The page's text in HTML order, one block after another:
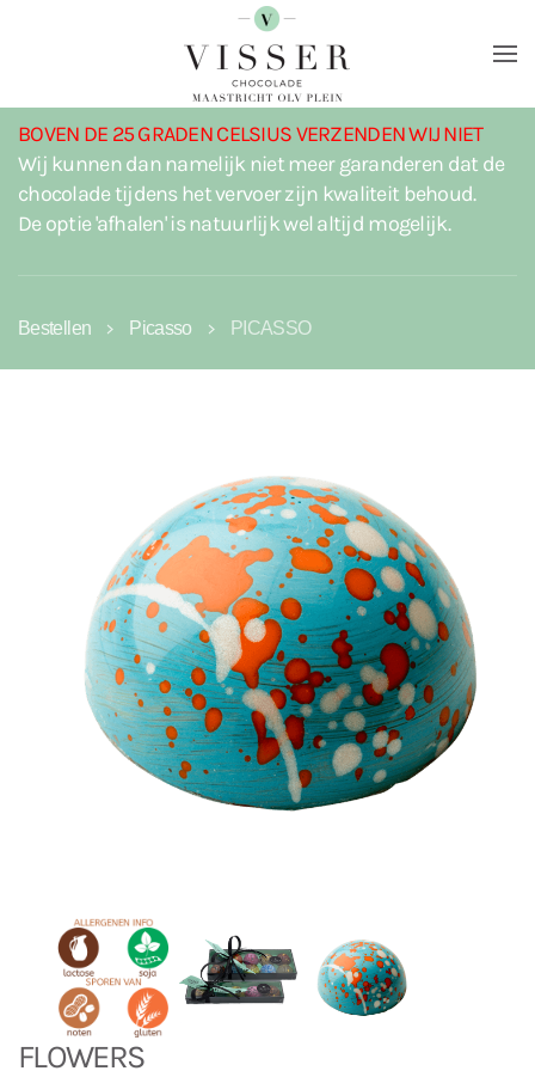
Terug naar hoofdinhoud
BOVEN DE 25 GRADEN CELSIUS VERZENDEN WIJ NIET
Wij kunnen dan namelijk niet meer garanderen dat de
chocolade tijdens het vervoer zijn kwaliteit behoud.
De optie 'afhalen' is natuurlijk wel altijd mogelijk.
Bestellen Picasso PICASSO
FLOWERS